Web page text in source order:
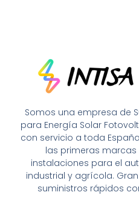
Somos una empresa de
para Energía Solar
con servicio a toda
las primeras
instalaciones para el
industrial y agrícola.
suministros rápidos